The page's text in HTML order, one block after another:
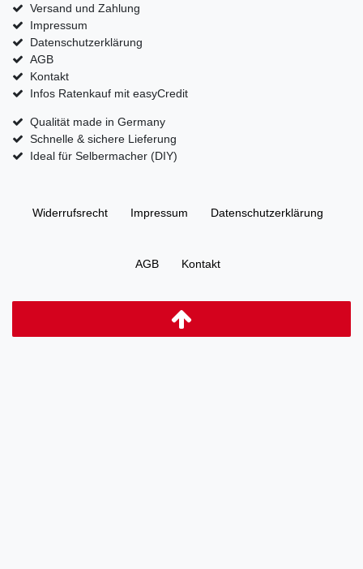
Versand und Zahlung
Impressum
Datenschutzerklärung
AGB
Kontakt
Infos Ratenkauf mit easyCredit
Qualität made in Germany
Schnelle & sichere Lieferung
Ideal für Selbermacher (DIY)
Widerrufs­recht Impressum Daten­schutz­erklärung
AGB Kontakt